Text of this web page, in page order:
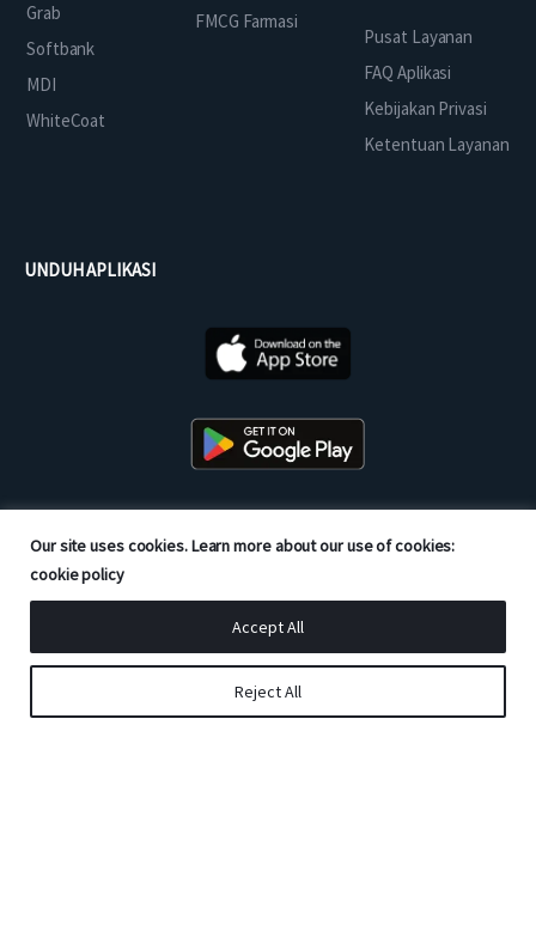
Our site uses cookies. Learn more about our use of cookies:
cookie policy
Reject All
Accept All
Grab
Softbank
MDI
WhiteCoat
FMCG Farmasi
Pusat Layanan
FAQ Aplikasi
Kebijakan Privasi
Ketentuan Layanan
UNDUH APLIKASI
Mitra Resmi dari